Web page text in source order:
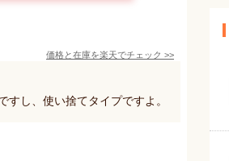
価格と在庫を楽天でチェック >>
し、使い捨てタイプですよ。